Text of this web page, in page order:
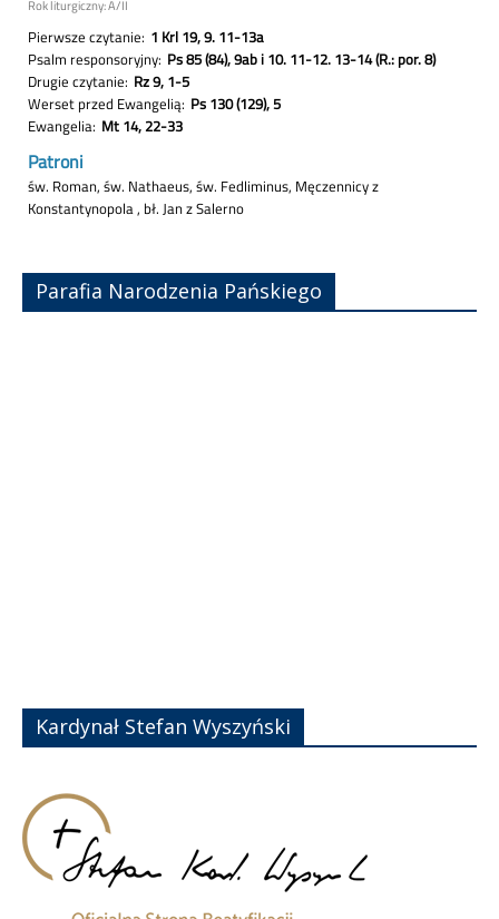
Parafia Narodzenia Pańskiego
Kardynał Stefan Wyszyński